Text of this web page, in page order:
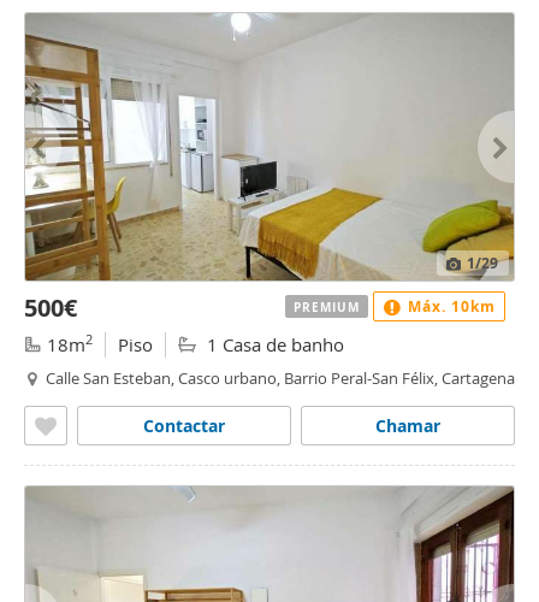
1/29
500€
18m2 Piso 1 Casa de banho
Calle San Esteban, Casco urbano, Barrio Peral-San Félix, Cartagena
Chamar
Contactar
PREMIUM Máx. 10km